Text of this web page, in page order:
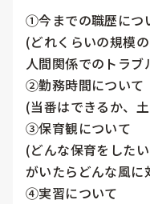
①今までの職歴につ
(どれくらいの規模
人間関係でのトラ
②勤務時間について
(当番はできるか、
③保育観について
(どんな保育をした
がいたらどんな風に
④実習について